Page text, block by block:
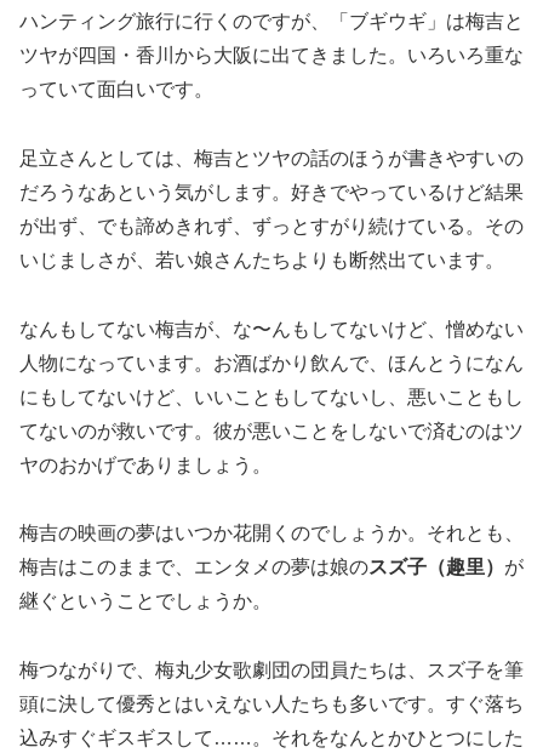
ハンティング旅行に行くのですが、「ブギウギ」は梅吉と
ツヤが四国・香川から大阪に出てきました。いろいろ重な
っていて面白いです。
足立さんとしては、梅吉とツヤの話のほうが書きやすいの
だろうなあという気がします。好きでやっているけど結果
が出ず、でも諦めきれず、ずっとすがり続けている。その
いじましさが、若い娘さんたちよりも断然出ています。
なんもしてない梅吉が、な〜んもしてないけど、憎めない
人物になっています。お酒ばかり飲んで、ほんとうになん
にもしてないけど、いいこともしてないし、悪いこともし
てないのが救いです。彼が悪いことをしないで済むのはツ
ヤのおかげでありましょう。
梅吉の映画の夢はいつか花開くのでしょうか。それとも、
梅吉はこのままで、エンタメの夢は娘のスズ子（趣里） が
継ぐということでしょうか。
梅つながりで、梅丸少女歌劇団の団員たちは、スズ子を筆
頭に決して優秀とはいえない人たちも多いです。すぐ落ち
込みすぐギスギスして……。それをなんとかひとつにした